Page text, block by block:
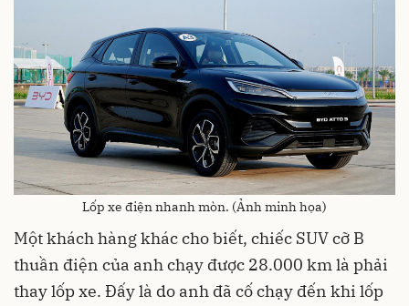
Lốp xe điện nhanh mòn. (Ảnh minh họa)
Một khách hàng khác cho biết, chiếc SUV cỡ B
thuần điện của anh chạy được 28.000 km là phải
thay lốp xe. Đấy là do anh đã cố chạy đến khi lốp